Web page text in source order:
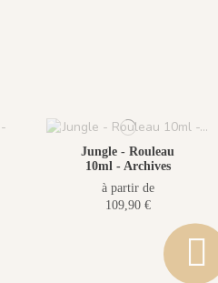
Jungle - Rouleau
10ml - Archives
à partir de
109,90 €